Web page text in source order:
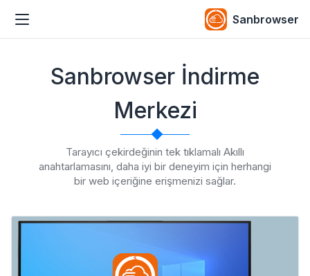
Sanbrowser
Sanbrowser İndirme
Merkezi
Tarayıcı çekirdeğinin tek tıklamalı Akıllı
anahtarlamasını, daha iyi bir deneyim için herhangi
bir web içeriğine erişmenizi sağlar.